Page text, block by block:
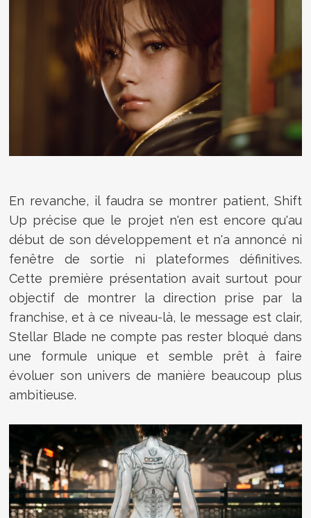
En revanche, il faudra se montrer patient, Shift
Up précise que le projet n'en est encore qu'au
début de son développement et n'a annoncé ni
fenêtre de sortie ni plateformes définitives.
Cette première présentation avait surtout pour
objectif de montrer la direction prise par la
franchise, et à ce niveau-là, le message est clair,
Stellar Blade ne compte pas rester bloqué dans
une formule unique et semble prêt à faire
évoluer son univers de manière beaucoup plus
ambitieuse.